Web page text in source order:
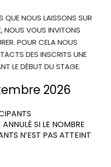
QUE NOUS LAISSONS SUR
NOUS VOUS INVITONS
POUR CELA NOUS
DES INSCRITS UNE
LE DÉBUT DU STAGE.
2026
SI LE NOMBRE
N’EST PAS ATTEINT